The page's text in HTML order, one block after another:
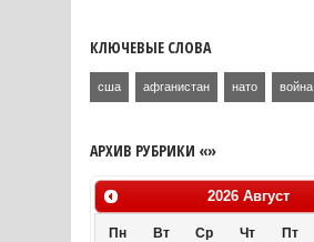
КЛЮЧЕВЫЕ СЛОВА
сша афганистан нато война
АРХИВ РУБРИКИ «»
2026 Август
Пн Вт Ср Чт Пт